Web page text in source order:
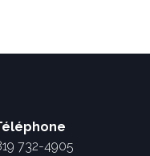
732-4905